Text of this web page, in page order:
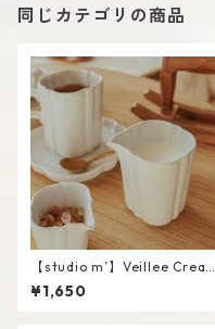
同じカテゴリの商品
【studio m’】Veillee Cream
er #White / L
¥1,650